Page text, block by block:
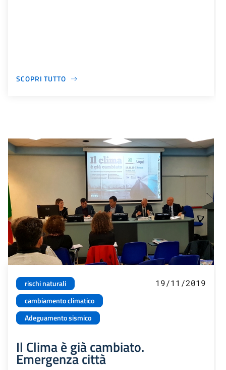
SCOPRI TUTTO
rischi naturali
cambiamento climatico
Adeguamento sismico
19/11/2019
Il Clima è già cambiato.
Emergenza città